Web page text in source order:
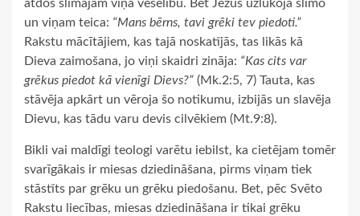
atdos slimajam viņa veselību. Bet Jēzus uzlūkoja slimo
un viņam teica: “Mans bērns, tavi grēki tev piedoti.”
Rakstu mācītājiem, kas tajā noskatījās, tas likās kā
Dieva zaimošana, jo viņi skaidri zināja: “Kas cits var
grēkus piedot kā vienīgi Dievs?” (Mk.2:5, 7) Tauta, kas
stāvēja apkārt un vēroja šo notikumu, izbijās un slavēja
Dievu, kas tādu varu devis cilvēkiem (Mt.9:8).
Bikli vai maldīgi teologi varētu iebilst, ka cietējam tomēr
svarīgākais ir miesas dziedināšana, pirms viņam tiek
stāstīts par grēku un grēku piedošanu. Bet, pēc Svēto
Rakstu liecības, miesas dziedināšana ir tikai grēku